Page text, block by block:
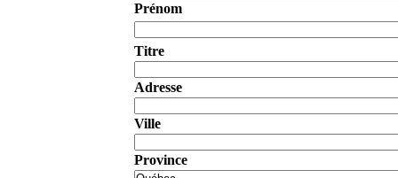
Prénom
Titre
Adresse
Ville
Province